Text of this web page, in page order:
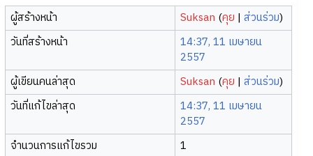
ผู้สร้างหน้า Suksan (คุย |ส่วนร่วม)
วันที่สร้างหน้า
14:37, 11 เมษายน
2557
ผู้เขียนคนล่าสุด
Suksan (คุย |ส่วนร่วม)
วันที่แก้ไขล่าสุด
14:37, 11 เมษายน
2557
จำนวนการแก้ไขรวม
1